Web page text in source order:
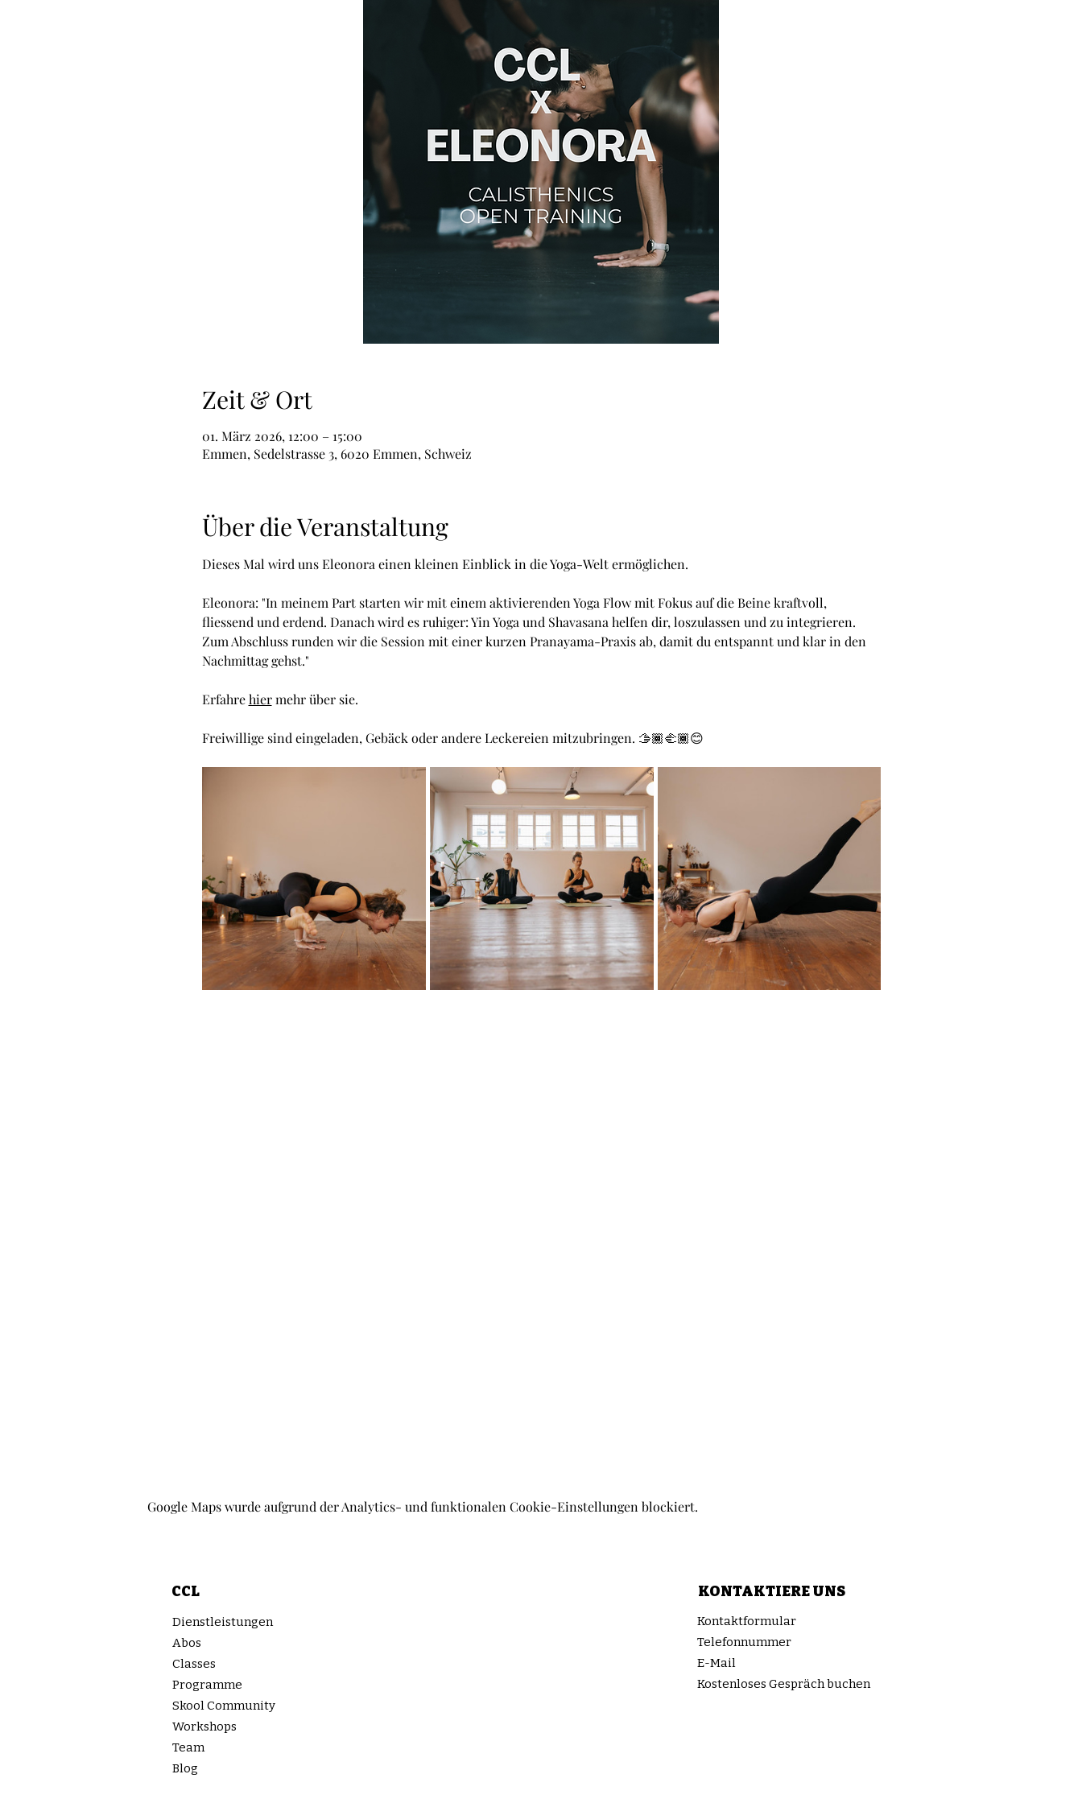
Zeit & Ort
01. März 2026, 12:00 – 15:00
Emmen, Sedelstrasse 3, 6020 Emmen, Schweiz
Über die Veranstaltung
Dieses Mal wird uns Eleonora einen kleinen Einblick in die Yoga-Welt ermöglichen.
Eleonora: "In meinem Part starten wir mit einem aktivierenden Yoga Flow mit Fokus auf die Beine kraftvoll,
fliessend und erdend. Danach wird es ruhiger: Yin Yoga und Shavasana helfen dir, loszulassen und zu integrieren.
Zum Abschluss runden wir die Session mit einer kurzen Pranayama-Praxis ab, damit du entspannt und klar in den
Nachmittag gehst."
Erfahre hier mehr über sie.
Freiwillige sind eingeladen, Gebäck oder andere Leckereien mitzubringen. 🫱🏾‍🫲🏾😊
Google Maps wurde aufgrund der Analytics- und funktionalen Cookie-Einstellungen blockiert.
CCL
Dienstleistungen
Abos
Classes
Programme
Skool Community
Workshops
Team
Blog
KONTAKTIERE UNS
Kontaktformular
Telefonnummer
E-Mail
Kostenloses Gespräch buchen